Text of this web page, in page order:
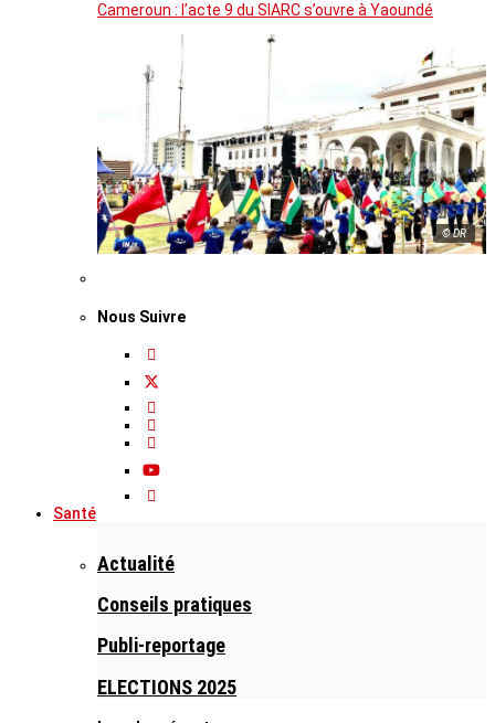
Cameroun : l’acte 9 du SIARC s’ouvre à Yaoundé
© DR
Nous Suivre
Santé
Actualité
Conseils pratiques
Publi-reportage
ELECTIONS 2025